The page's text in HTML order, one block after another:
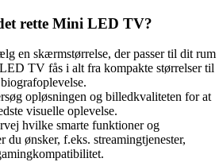
rette Mini LED TV?
en skærmstørrelse, der passer til dit rum
TV fås i alt fra kompakte størrelser til
opløsningen og billedkvaliteten for at
visuelle oplevelse.
hvilke smarte funktioner og
du ønsker, f.eks. streamingtjenester,